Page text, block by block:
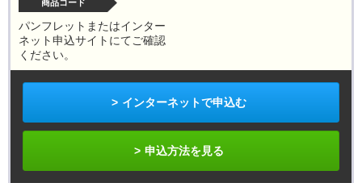
商品コード
パンフレットまたはインター
ネット申込サイトにてご確認
ください。
インターネットで申込む
申込方法を見る